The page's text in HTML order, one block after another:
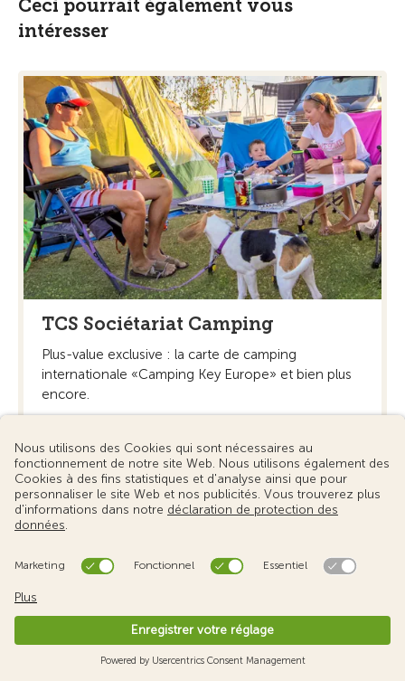
Ceci pourrait également vous
intéresser
TCS Sociétariat Camping
Plus-value exclusive : la carte de camping
internationale «Camping Key Europe» et bien plus
encore.
En savoir plus »